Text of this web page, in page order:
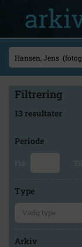
Filtrering
13 resultater
Periode
Fra Til
Type
Arkiv